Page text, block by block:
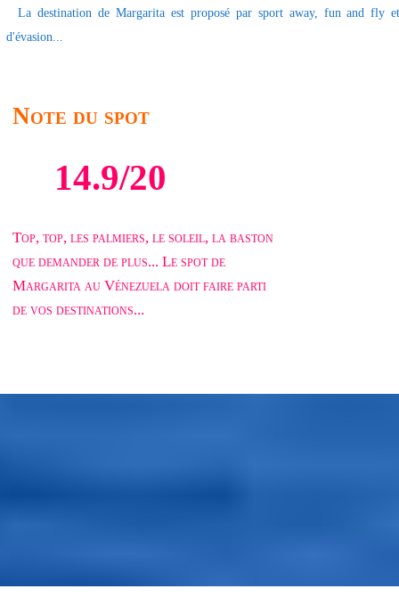
La destination de Margarita est proposé par sport away, fun and fly
d'évasion...
Note du spot
14.9/20
Top, top, les palmiers, le soleil, la baston
que demander de plus... Le spot de
Margarita au Vénezuela doit faire parti
de vos destinations...